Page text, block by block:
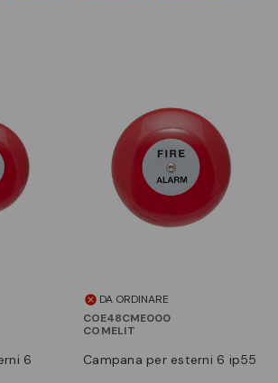
DA ORDINARE
COE48CME000
COMELIT
campana per esterni 6 ip55